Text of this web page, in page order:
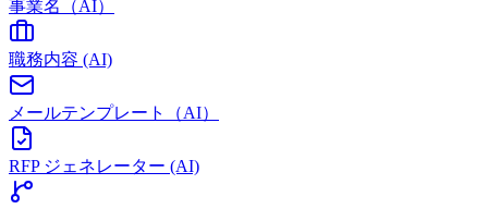
事業名（AI）
職務内容 (AI)
メールテンプレート（AI）
RFP ジェネレーター (AI)